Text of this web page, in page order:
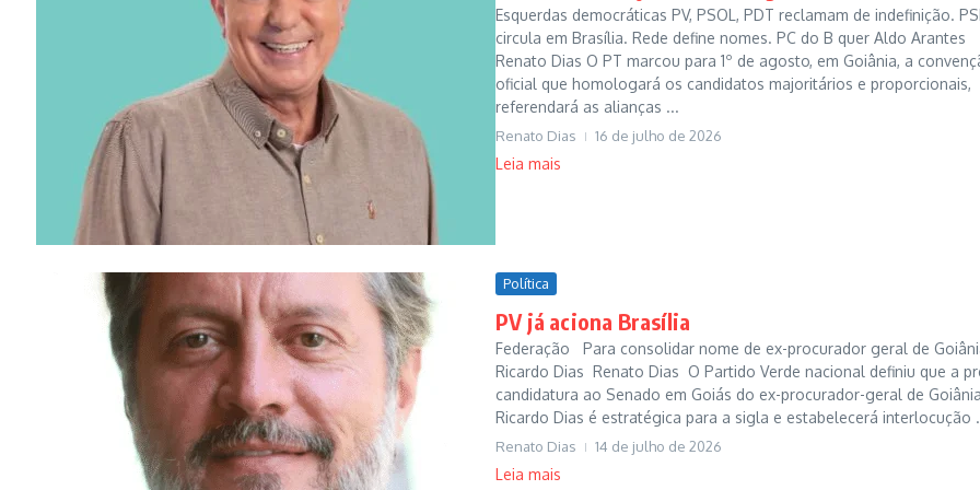
Esquerdas democráticas PV, PSOL, PDT reclamam de indefinição.
circula em Brasília. Rede define nomes. PC do B quer Aldo Arantes
Renato Dias O PT marcou para 1º de agosto, em Goiânia, a
oficial que homologará os candidatos majoritários e proporcionais,
referendará as alianças ...
Renato Dias 16 de julho de 2026
Leia mais
Política
PV já aciona Brasília
Federação Para consolidar nome de ex-procurador geral de
Ricardo Dias Renato Dias O Partido Verde nacional definiu que a
candidatura ao Senado em Goiás do ex-procurador-geral de Goiânia
Ricardo Dias é estratégica para a sigla e estabelecerá interlocução
Renato Dias 14 de julho de 2026
Leia mais